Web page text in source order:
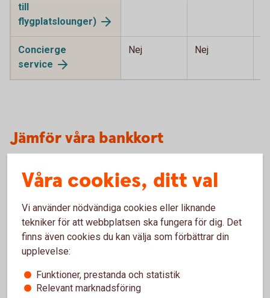
till
flygplatslounger)
Concierge
service
Nej Nej
Jämför våra bankkort
Betal- och
kreditkort
Mastercard
Betal- och
kreditkort
Mastercard
Guld
Mastercard
Platinum
Ingår i
nyckelkund
till 295 kr/år
Våra cookies, ditt val
Vi använder nödvändiga cookies eller liknande
tekniker för att webbplatsen ska fungera för dig. Det
finns även cookies du kan välja som förbättrar din
upplevelse:
Funktioner, prestanda och statistik
Relevant marknadsföring